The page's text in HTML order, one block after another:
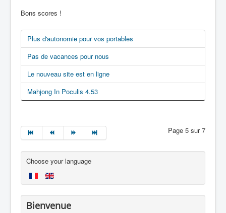
Bons scores !
Plus d'autonomie pour vos portables
Pas de vacances pour nous
Le nouveau site est en ligne
Mahjong In Poculis 4.53
Page 5 sur 7
Choose your language
Bienvenue